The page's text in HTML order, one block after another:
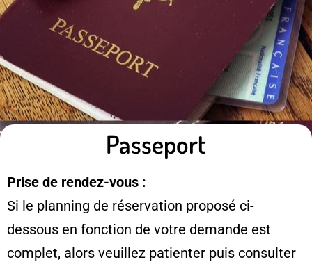
Passeport
Prise de rendez-vous :
Si le planning de réservation proposé ci-
dessous en fonction de votre demande est
complet, alors veuillez patienter puis consulter